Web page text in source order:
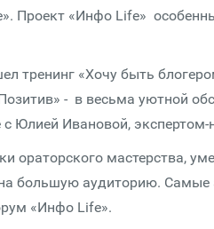
Проект «Инфо Life»
тренинг «Хочу быть
- в весьма уютной
с Юлией Ивановой,
ораторского мастерства,
большую аудиторию. Самые
«Инфо Life».